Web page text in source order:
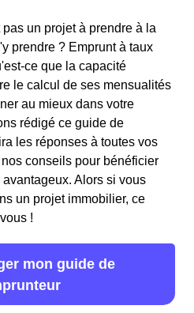
un projet à prendre à la
prendre ? Emprunt à taux
ce que la capacité
le calcul de ses mensualités
au mieux dans votre
rédigé ce guide de
les réponses à toutes vos
conseils pour bénéficier
Alors si vous
un projet immobilier, ce
!
mon guide de